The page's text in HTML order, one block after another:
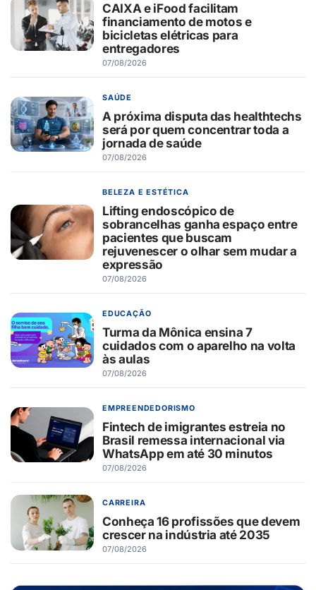
CAIXA e iFood facilitam
financiamento de motos e
bicicletas elétricas para
entregadores
07/08/2026
SAÚDE
A próxima disputa das healthtechs
será por quem concentrar toda a
jornada de saúde
07/08/2026
BELEZA E ESTÉTICA
Lifting endoscópico de
sobrancelhas ganha espaço entre
pacientes que buscam
rejuvenescer o olhar sem mudar a
expressão
07/08/2026
EDUCAÇÃO
Turma da Mônica ensina 7
cuidados com o aparelho na volta
às aulas
07/08/2026
EMPREENDEDORISMO
Fintech de imigrantes estreia no
Brasil remessa internacional via
WhatsApp em até 30 minutos
07/08/2026
CARREIRA
Conheça 16 profissões que devem
crescer na indústria até 2035
07/08/2026